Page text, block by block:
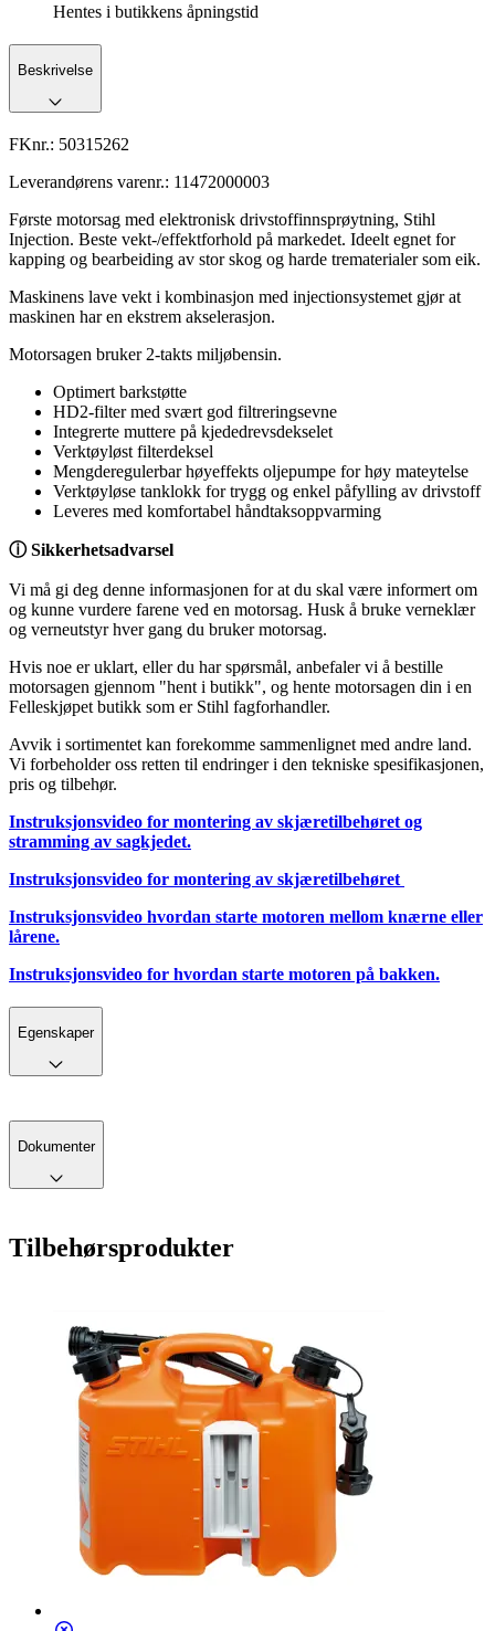
Hentes i butikkens åpningstid
Beskrivelse
FKnr.: 50315262
Leverandørens varenr.: 11472000003
Første motorsag med elektronisk drivstoffinnsprøytning, Stihl
Injection. Beste vekt-/effektforhold på markedet. Ideelt egnet for
kapping og bearbeiding av stor skog og harde trematerialer som eik.
Maskinens lave vekt i kombinasjon med injectionsystemet gjør at
maskinen har en ekstrem akselerasjon.
Motorsagen bruker 2-takts miljøbensin.
Optimert barkstøtte
HD2-filter med svært god filtreringsevne
Integrerte muttere på kjededrevsdekselet
Verktøyløst filterdeksel
Mengderegulerbar høyeffekts oljepumpe for høy mateytelse
Verktøyløse tanklokk for trygg og enkel påfylling av drivstoff
Leveres med komfortabel håndtaksoppvarming
ⓘ Sikkerhetsadvarsel
Vi må gi deg denne informasjonen for at du skal være informert om
og kunne vurdere farene ved en motorsag. Husk å bruke verneklær
og verneutstyr hver gang du bruker motorsag.
Hvis noe er uklart, eller du har spørsmål, anbefaler vi å bestille
motorsagen gjennom "hent i butikk", og hente motorsagen din i en
Felleskjøpet butikk som er Stihl fagforhandler.
Avvik i sortimentet kan forekomme sammenlignet med andre land.
Vi forbeholder oss retten til endringer i den tekniske spesifikasjonen,
pris og tilbehør.
Instruksjonsvideo for montering av skjæretilbehøret og
stramming av sagkjedet.
Instruksjonsvideo for montering av skjæretilbehøret
Instruksjonsvideo hvordan starte motoren mellom knærne eller
lårene.
Instruksjonsvideo for hvordan starte motoren på bakken.
Egenskaper
Dokumenter
Tilbehørsprodukter